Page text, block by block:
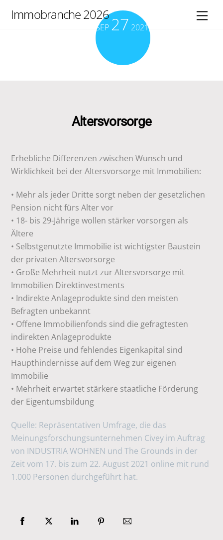
Immobranche 2026
SEP 27 2021
Altersvorsorge
Erhebliche Differenzen zwischen Wunsch und
Wirklichkeit bei der Altersvorsorge mit Immobilien:
• Mehr als jeder Dritte sorgt neben der gesetzlichen
Pension nicht fürs Alter vor
• 18- bis 29-Jährige wollen stärker vorsorgen als
Ältere
• Selbstgenutzte Immobilie ist wichtigster Baustein
der privaten Altersvorsorge
• Große Mehrheit nutzt zur Altersvorsorge mit
Immobilien Direktinvestments
• Indirekte Anlageprodukte sind den meisten
Befragten unbekannt
• Offene Immobilienfonds sind die gefragtesten
indirekten Anlageprodukte
• Hohe Preise und fehlendes Eigenkapital sind
Haupthindernisse auf dem Weg zur eigenen
Immobilie
• Mehrheit erwartet stärkere staatliche Förderung
der Eigentumsbildung
Quelle: Repräsentativen Umfrage, die das
Meinungsforschungsunternehmen Civey im Auftrag
von INDUSTRIA WOHNEN und The Grounds in der
Zeit vom 17. bis zum 22. August 2021 online mit rund
1.000 Personen durchgeführt hat.